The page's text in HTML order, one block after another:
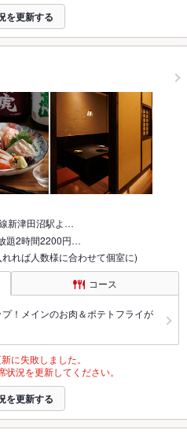
を更新する
新津田沼駅よ…
題2時間2200円…
れば人数様に合わせて個室に)
コース
！メインのお肉＆ポテトフライが
に失敗しました。
況を更新してください。
を更新する